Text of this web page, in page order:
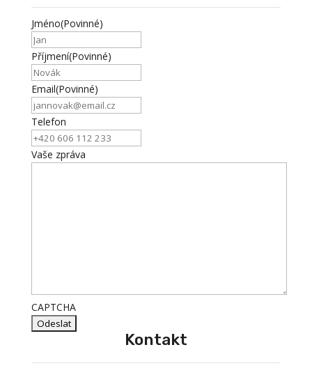
Jméno(Povinné)
Příjmení(Povinné)
Email(Povinné)
Telefon
Vaše zpráva
CAPTCHA
Kontakt